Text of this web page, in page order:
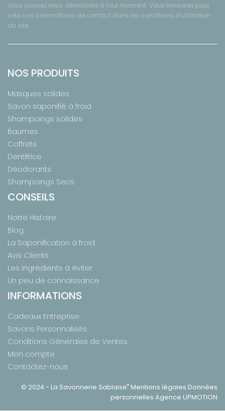
Vous pouvez vous désinscrire à tout moment. Vous trouverez pour
cela nos informations de contact dans les conditions d'utilisation
du site.
NOS PRODUITS
Masques solides
Savon saponifié à froid
Shampoings solides
Baumes
Coffrets
Dentifrice
Déodorants
Shampoings Secs
CONSEILS
Notre Histoire
Blog
La Saponification à froid
Avis Clients
Les ingrédients à éviter
Un peu de connaissance
INFORMATIONS
Cadeaux Entreprise
Savons Personnalisés
Conditions Générales de Ventes
Mon compte
Contactez-nous
© 2024 - La Savonnerie Sablaise® Mentions légales Données
personnelles Agence UPMOTION